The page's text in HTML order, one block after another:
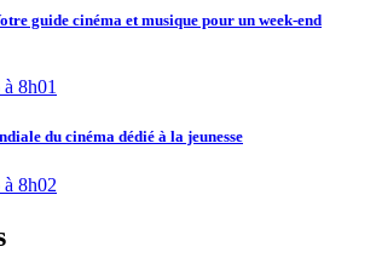
guide cinéma et musique pour un week-end
8h01
du cinéma dédié à la jeunesse
8h02